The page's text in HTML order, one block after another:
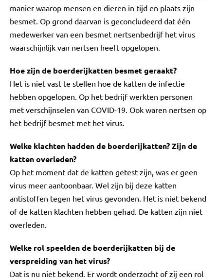
manier waarop mensen en dieren in tijd en plaats zijn
besmet. Op grond daarvan is geconcludeerd dat één
medewerker van een besmet nertsenbedrijf het virus
waarschijnlijk van nertsen heeft opgelopen.
Hoe zijn de boerderijkatten besmet geraakt?
Het is niet vast te stellen hoe de katten de infectie
hebben opgelopen. Op het bedrijf werkten personen
met verschijnselen van COVID-19. Ook waren nertsen op
het bedrijf besmet met het virus.
Welke klachten hadden de boerderijkatten? Zijn de
katten overleden?
Op het moment dat de katten getest zijn, was er geen
virus meer aantoonbaar. Wel zijn bij deze katten
antistoffen tegen het virus gevonden. Het is niet bekend
of de katten klachten hebben gehad. De katten zijn niet
overleden.
Welke rol speelden de boerderijkatten bij de
verspreiding van het virus?
Dat is nu niet bekend. Er wordt onderzocht of zij een rol